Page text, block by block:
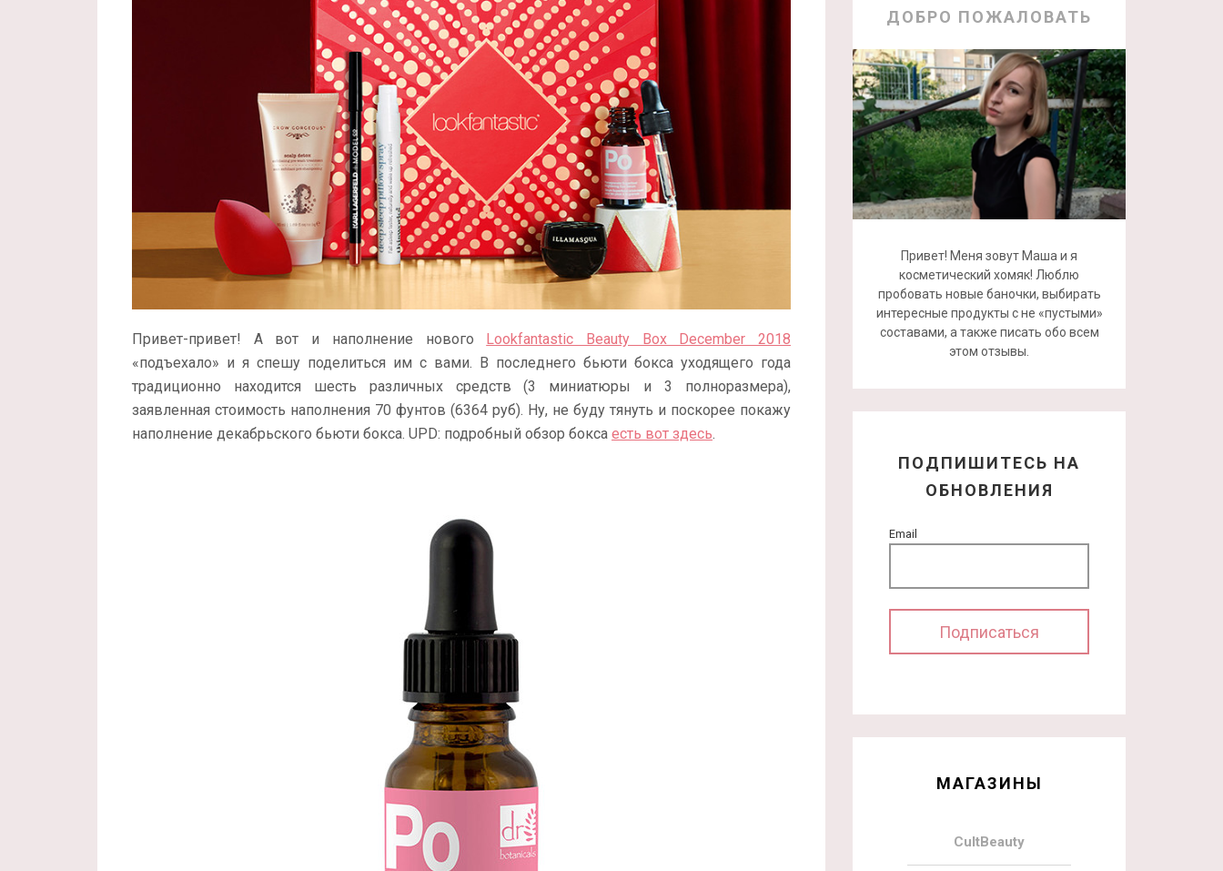
Привет-привет! А вот и наполнение нового
Lookfantastic Beauty Box December 2018
«подъехало» и я спешу поделиться им с вами. В последнего бьюти бокса уходящего года
традиционно находится шесть различных средств (3 миниатюры и 3 полноразмера),
заявленная стоимость наполнения 70 фунтов (6364 руб). Ну, не буду тянуть и поскорее покажу
наполнение декабрьского бьюти бокса. UPD: подробный обзор бокса есть вот здесь.
ДОБРО ПОЖАЛОВАТЬ
Привет! Меня зовут Маша и я
косметический хомяк! Люблю
пробовать новые баночки, выбирать
интересные продукты с не «пустыми»
составами, а также писать обо всем
этом отзывы.
ПОДПИШИТЕСЬ НА
ОБНОВЛЕНИЯ
Email
МАГАЗИНЫ
CultBeauty